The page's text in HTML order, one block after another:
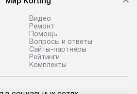
Видео
Ремонт
Помощь
Вопросы и ответы
Сайты-партнеры
Рейтинги
Комплекты